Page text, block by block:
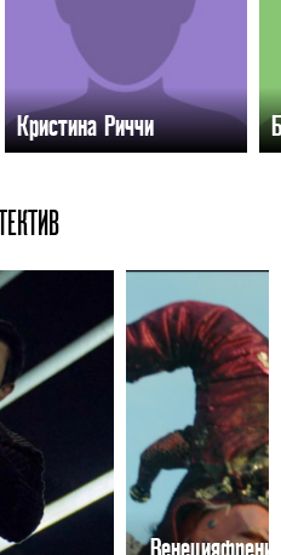
Кристина Риччи